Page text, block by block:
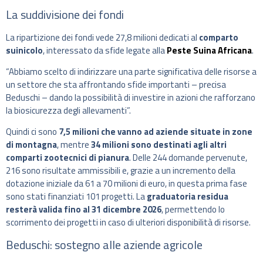
La suddivisione dei fondi
La ripartizione dei fondi vede 27,8 milioni dedicati al comparto
suinicolo, interessato da sfide legate allaPeste Suina Africana.
“Abbiamo scelto di indirizzare una parte significativa delle risorse a
un settore che sta affrontando sfide importanti – precisa
Beduschi – dando la possibilità di investire in azioni che rafforzano
la biosicurezza degli allevamenti”.
Quindi ci sono 7,5 milioni che vanno ad aziende situate in zone
di montagna, mentre34 milioni sono destinati agli altri
comparti zootecnici di pianura. Delle 244 domande pervenute,
216 sono risultate ammissibili e, grazie a un incremento della
dotazione iniziale da 61 a 70 milioni di euro, in questa prima fase
sono stati finanziati 101 progetti. Lagraduatoria residua
resterà valida fino al 31 dicembre 2026, permettendo lo
scorrimento dei progetti in caso di ulteriori disponibilità di risorse.
Beduschi: sostegno alle aziende agricole